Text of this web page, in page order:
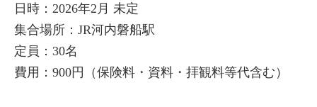
日時：2026年2月 未定
集合場所：JR河内磐船駅
定員：30名
費用：900円（保険料・資料・拝観料等代含む）